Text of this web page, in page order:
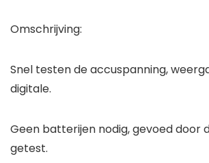
Omschrijving:
Snel testen de accuspanning,
digitale.
Geen batterijen nodig, gevoed door
getest.